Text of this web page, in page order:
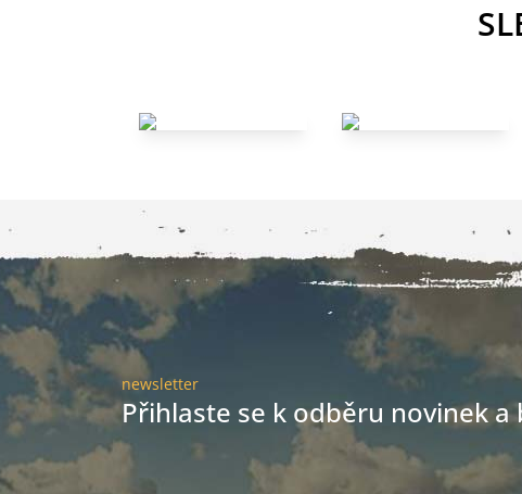
newsletter
Přihlaste se k odběru novinek a